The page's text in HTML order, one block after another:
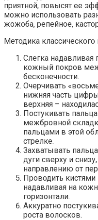
приятной, повысят ее
можно использовать
жожоба, репейное,
Методика
Слегка
кожный покров
бесконечности.
Очерчивать
нижняя часть
верхняя –
Постукивать
межбровной
пальцами в этой
стрелке.
Захватывать
дуги сверху и
направлению от
Проводить кистями
надавливая на
горизонтали.
Аккуратно
роста волосков.